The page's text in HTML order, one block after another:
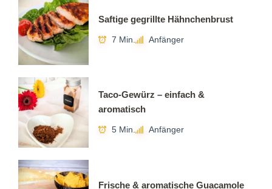
Saftige gegrillte Hähnchenbrust
7 Min. Anfänger
Taco-Gewürz – einfach &
aromatisch
5 Min. Anfänger
Frische & aromatische Guacamole